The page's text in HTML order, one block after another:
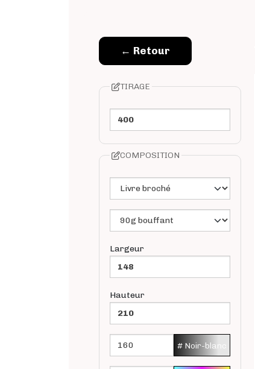
TIRAGE
COMPOSITION
Largeur
Hauteur
# Noir-blanc